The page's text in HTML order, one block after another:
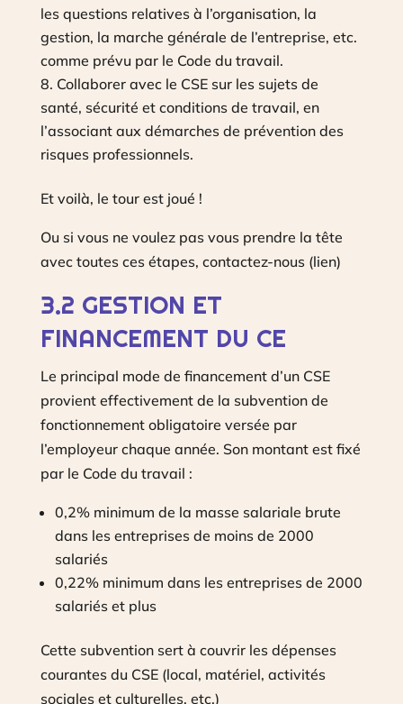
les questions relatives à l’organisation, la
gestion, la marche générale de l’entreprise, etc.
comme prévu par le Code du travail.
Collaborer avec le CSE sur les sujets de
santé, sécurité et conditions de travail, en
l’associant aux démarches de prévention des
risques professionnels.
Et voilà, le tour est joué !
Ou si vous ne voulez pas vous prendre la tête
avec toutes ces étapes, contactez-nous (lien)
3.2 GESTION ET
FINANCEMENT DU CE
Le principal mode de financement d’un CSE
provient effectivement de la subvention de
fonctionnement obligatoire versée par
l’employeur chaque année. Son montant est fixé
par le Code du travail :
0,2% minimum de la masse salariale brute
dans les entreprises de moins de 2000
salariés
0,22% minimum dans les entreprises de 2000
salariés et plus
Cette subvention sert à couvrir les dépenses
courantes du CSE (local, matériel, activités
sociales et culturelles, etc.)